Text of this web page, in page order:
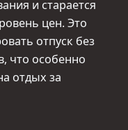
и старается
цен. Это
отпуск без
что особенно
отдых за